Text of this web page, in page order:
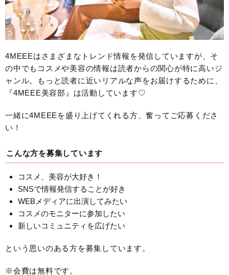
4MEEEはさまざまなトレンド情報を発信していますが、そ
の中でもコスメや美容の情報は読者からの関心が特に高いジ
ャンル。もっと読者に近いリアルな声をお届けするために、
『4MEEE美容部』は活動しています♡
一緒に4MEEEを盛り上げてくれる方、奮ってご応募くださ
い！
こんな方を募集しています
コスメ、美容が大好き！
SNSで情報発信することが好き
WEBメディアに出演してみたい
コスメのモニターに参加したい
新しいコミュニティを広げたい
という思いのある方を募集しています。
※会費は無料です。